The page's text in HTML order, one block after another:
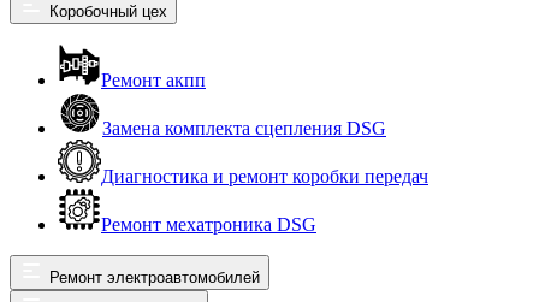
Коробочный цех
Ремонт акпп
Замена комплекта сцепления DSG
Диагностика и ремонт коробки передач
Ремонт мехатроника DSG
Ремонт электроавтомобилей